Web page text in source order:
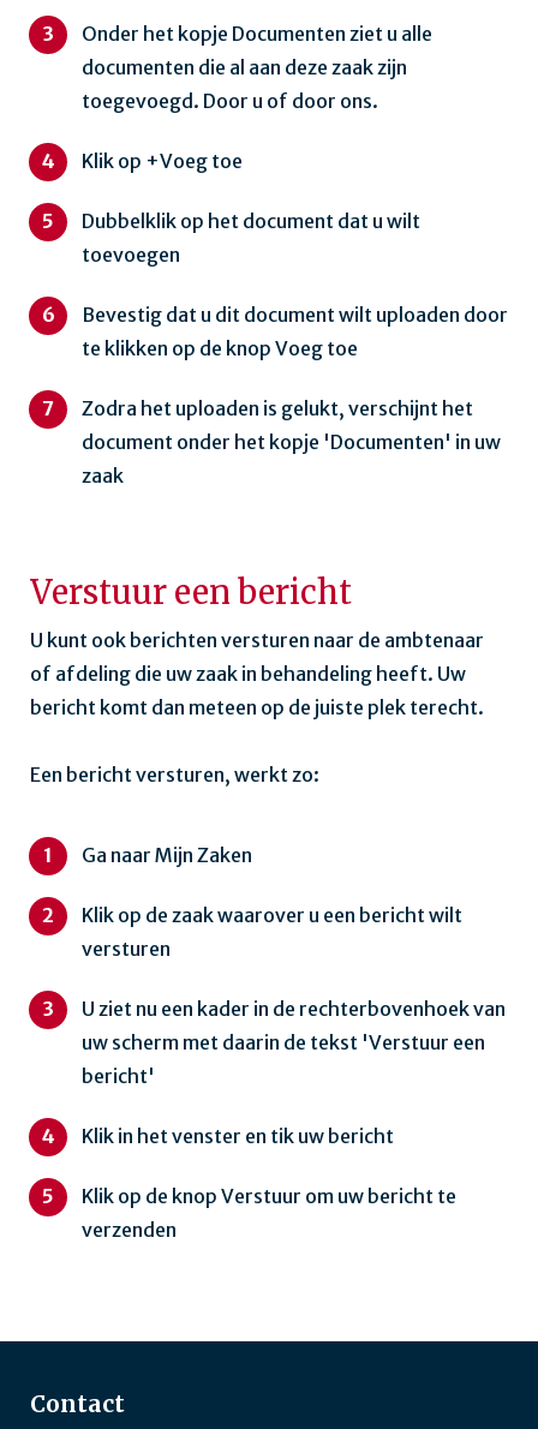
Onder het kopje Documenten ziet u alle
documenten die al aan deze zaak zijn
toegevoegd. Door u of door ons.
Klik op +Voeg toe
Dubbelklik op het document dat u wilt
toevoegen
Bevestig dat u dit document wilt uploaden door
te klikken op de knop Voeg toe
Zodra het uploaden is gelukt, verschijnt het
document onder het kopje 'Documenten' in uw
zaak
Verstuur een bericht
U kunt ook berichten versturen naar de ambtenaar
of afdeling die uw zaak in behandeling heeft. Uw
bericht komt dan meteen op de juiste plek terecht.
Een bericht versturen, werkt zo:
Ga naar Mijn Zaken
Klik op de zaak waarover u een bericht wilt
versturen
U ziet nu een kader in de rechterbovenhoek van
uw scherm met daarin de tekst 'Verstuur een
bericht'
Klik in het venster en tik uw bericht
Klik op de knop Verstuur om uw bericht te
verzenden
Contact